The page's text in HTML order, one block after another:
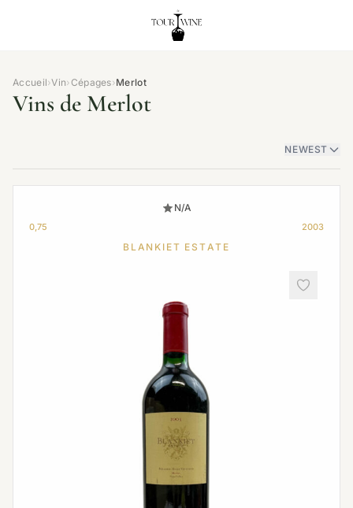
Accueil›Vin›Cépages›Merlot
Vins de Merlot
NEWEST
N/A
0,75 2003
BLANKIET ESTATE